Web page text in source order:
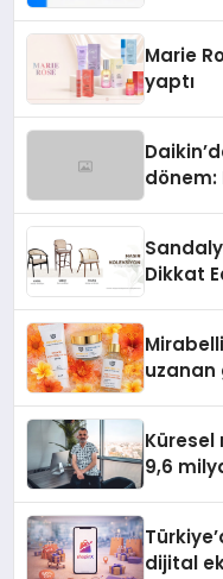
Marie
yaptı
dönem:
Dikkat
uzanan
Küresel
9,6
dijital